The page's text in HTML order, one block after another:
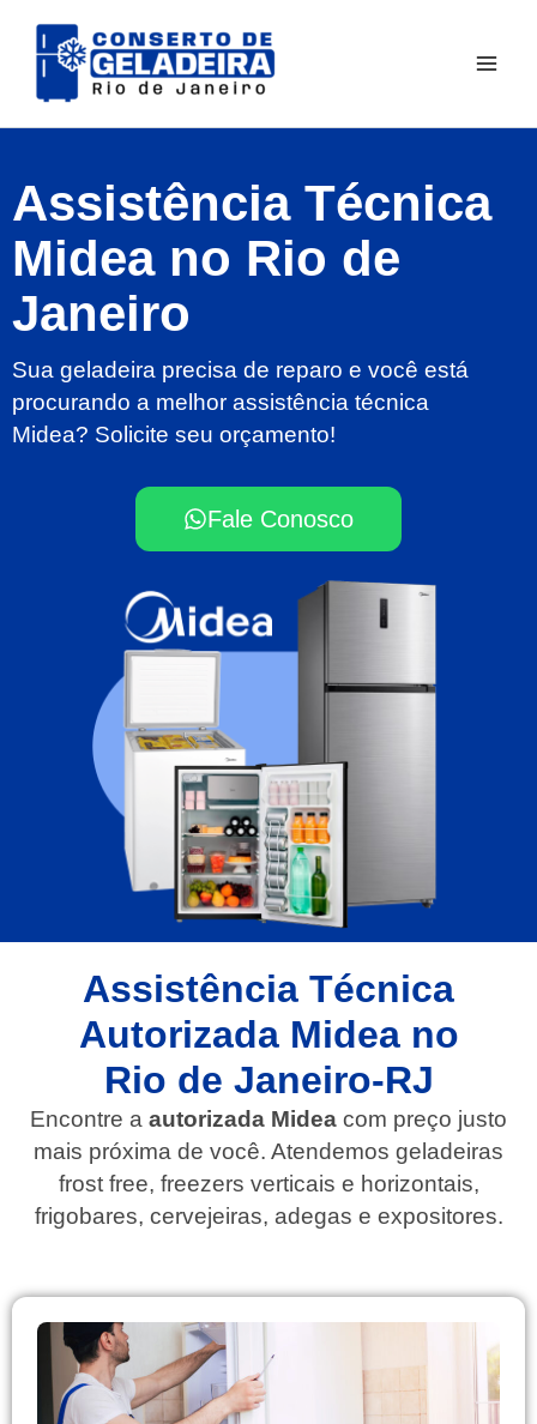
para
Assistência Técnica
Midea no Rio de
Janeiro
Sua geladeira precisa de reparo e você está
procurando a melhor assistência técnica
Midea? Solicite seu orçamento!
Fale Conosco
Assistência Técnica
Autorizada Midea no
Rio de Janeiro-RJ
Encontre a autorizada Midea com preço justo
mais próxima de você. Atendemos geladeiras
frost free, freezers verticais e horizontais,
frigobares, cervejeiras, adegas e expositores.